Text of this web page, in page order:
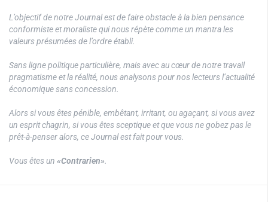
L’objectif de notre Journal est de faire obstacle à la bien pensance
conformiste et moraliste qui nous répète comme un mantra les
valeurs présumées de l’ordre établi.
Sans ligne politique particulière, mais avec au cœur de notre travail
pragmatisme et la réalité, nous analysons pour nos lecteurs l’actualité
économique sans concession.
Alors si vous êtes pénible, embêtant, irritant, ou agaçant, si vous avez
un esprit chagrin, si vous êtes sceptique et que vous ne gobez pas le
prêt-à-penser alors, ce Journal est fait pour vous.
Vous êtes un «Contrarien».